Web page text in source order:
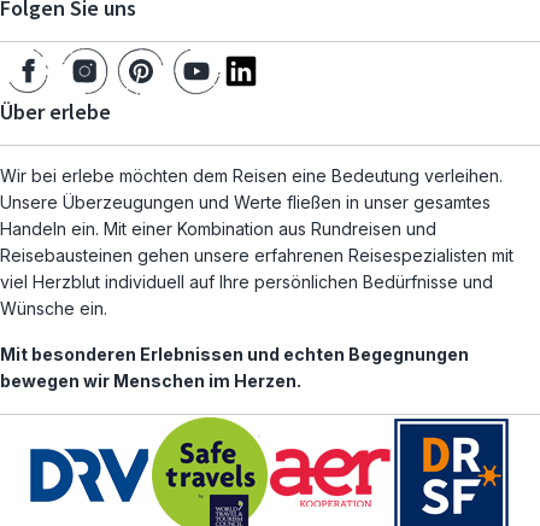
Folgen Sie uns
Über erlebe
Wir bei erlebe möchten dem Reisen eine Bedeutung verleihen.
Unsere Überzeugungen und Werte fließen in unser gesamtes
Handeln ein. Mit einer Kombination aus Rundreisen und
Reisebausteinen gehen unsere erfahrenen Reisespezialisten mit
viel Herzblut individuell auf Ihre persönlichen Bedürfnisse und
Wünsche ein.
Mit besonderen Erlebnissen und echten Begegnungen
bewegen wir Menschen im Herzen.